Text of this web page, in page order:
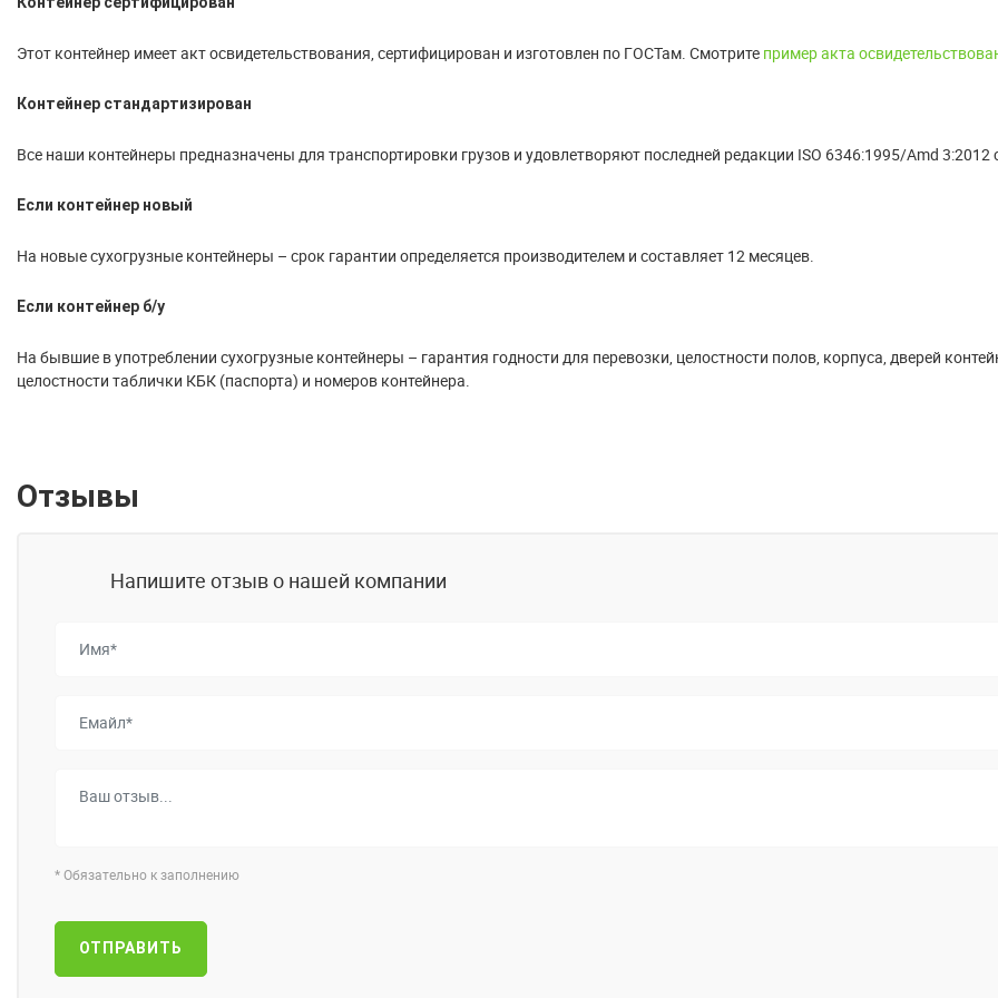
Этот контейнер имеет акт освидетельствования, сертифицирован и изготовлен по ГОСТам. Смотрите пример акта
Контейнер стандартизирован
Все наши контейнеры предназначены для транспортировки грузов и удовлетворяют последней редакции ISO 6346:1995/Amd 3:2012
Если контейнер новый
На новые сухогрузные контейнеры – срок гарантии определяется производителем и составляет 12 месяцев.
Если контейнер б/у
На бывшие в употреблении сухогрузные контейнеры – гарантия годности для перевозки, целостности полов, корпуса, дверей
целостности таблички КБК (паспорта) и номеров контейнера.
Отзывы
Напишите отзыв о нашей компании
*Обязательно к заполнению
ОТПРАВИТЬ